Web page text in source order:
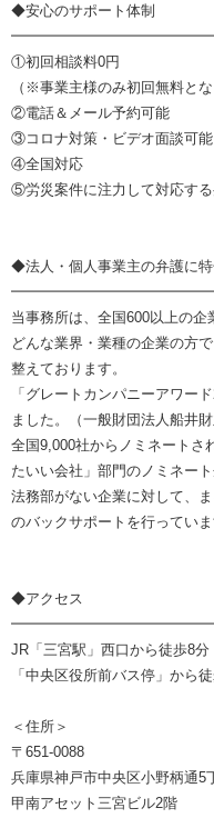
◆安心のサポート体制
①初回相談料0円
（※事業主様のみ初回無料とな
②電話＆メール予約可能
③コロナ対策・ビデオ面談可能
④全国対応
⑤労災案件に注力して対応す
◆法人・個人事業主の弁護に特
当事務所は、全国600以上の企
どんな業界・業種の企業の方
整えております。
「グレートカンパニーアワー
ました。（一般財団法人船井財
全国9,000社からノミネートさ
たいい会社」部門のノミネー
法務部がない企業に対して、
のバックサポートを行っていま
◆アクセス
JR「三宮駅」西口から徒歩8分
「中央区役所前バス停」から
＜住所＞
〒651-0088
兵庫県神戸市中央区小野柄通5
甲南アセット三宮ビル2階